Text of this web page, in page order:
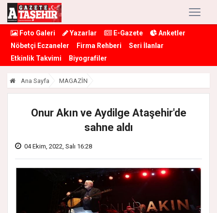
Foto Galeri Yazarlar E-Gazete
Anketler
Nöbetçi Eczaneler
Firma Rehberi
Seri İlanlar
Etkinlik Takvimi
Biyografiler
Ana Sayfa MAGAZİN
Onur Akın ve Aydilge Ataşehir'de
sahne aldı
04 Ekim, 2022, Salı 16:28